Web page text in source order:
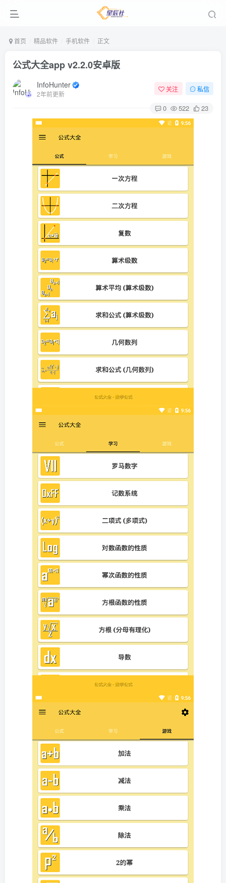
首页 精品软件 手机软件 正文
公式大全app v2.2.0安卓版
InfoHunter
2年前更新
关注 私信
0 522 23